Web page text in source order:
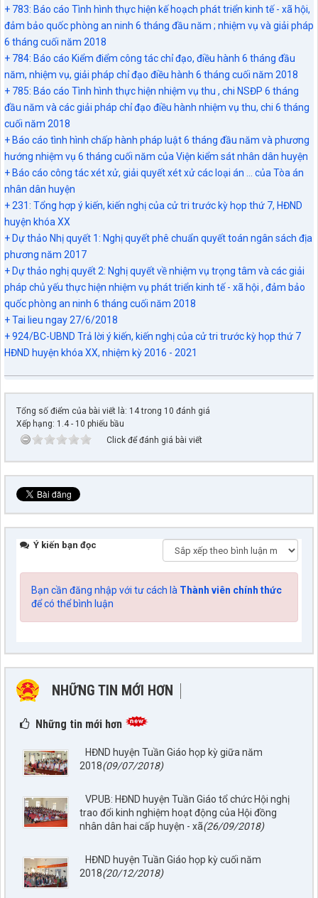
+ 783: Báo cáo Tình hình thực hiện kế hoạch phát triển kinh tế - xã hội,
đảm bảo quốc phòng an ninh 6 tháng đầu năm ; nhiệm vụ và giải pháp
6 tháng cuối năm 2018
+ 784: Báo cáo Kiểm điểm công tác chỉ đạo, điều hành 6 tháng đầu
năm, nhiệm vụ, giải pháp chỉ đạo điều hành 6 tháng cuối năm 2018
+ 785: Báo cáo Tình hình thực hiện nhiệm vụ thu , chi NSĐP 6 tháng
đầu năm và các giải pháp chỉ đạo điều hành nhiệm vụ thu, chi 6 tháng
cuối năm 2018
+ Báo cáo tình hình chấp hành pháp luật 6 tháng đầu năm và phương
hướng nhiệm vụ 6 tháng cuối năm của Viện kiểm sát nhân dân huyện
+ Báo cáo công tác xét xử, giải quyết xét xử các loại án ... của Tòa án
nhân dân huyện
+ 231: Tổng hợp ý kiến, kiến nghị của cử tri trước kỳ họp thứ 7, HĐND
huyện khóa XX
+ Dự thảo Nhị quyết 1: Nghị quyết phê chuẩn quyết toán ngân sách địa
phương năm 2017
+ Dự thảo nghị quyết 2: Nghị quyết về nhiệm vụ trọng tâm và các giải
pháp chủ yếu thực hiện nhiệm vụ phát triển kinh tế - xã hội , đảm bảo
quốc phòng an ninh 6 tháng cuối năm 2018
+ Tai lieu ngay 27/6/2018
+ 924/BC-UBND Trả lời ý kiến, kiến nghị của cử tri trước kỳ họp thứ 7
HĐND huyện khóa XX, nhiệm kỳ 2016 - 2021
Tổng số điểm của bài viết là: 14 trong 10 đánh giá
Xếp hạng: 1.4- 10 phiếu bầu
Click để đánh giá bài viết
Ý kiến bạn đọc
Bạn cần đăng nhập với tư cách là Thành viên chính thức
để có thể bình luận
NHỮNG TIN MỚI HƠN
NHỮNG TIN CŨ HƠN
Những tin mới hơn
HĐND huyện Tuần Giáo họp kỳ giữa năm
2018(09/07/2018)
VPUB: HĐND huyện Tuần Giáo tổ chức Hội nghị
trao đổi kinh nghiệm hoạt động của Hội đồng
nhân dân hai cấp huyện - xã(26/09/2018)
HĐND huyện Tuần Giáo họp kỳ cuối năm
2018(20/12/2018)